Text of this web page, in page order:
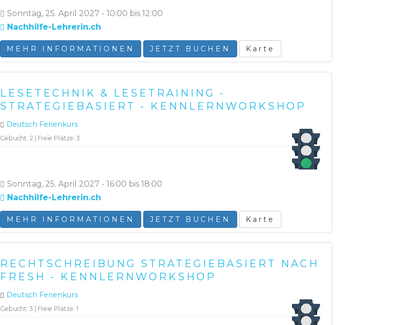
Sonntag, 25. April 2027 - 10:00 bis 12:00
Nachhilfe-Lehrerin.ch
MEHR INFORMATIONEN JETZT BUCHEN Karte
LESETECHNIK & LESETRAINING -
STRATEGIEBASIERT - KENNLERNWORKSHOP
Deutsch Ferienkurs
Gebucht: 2 | Freie Plätze: 3
Sonntag, 25. April 2027 - 16:00 bis 18:00
Nachhilfe-Lehrerin.ch
MEHR INFORMATIONEN JETZT BUCHEN Karte
RECHTSCHREIBUNG STRATEGIEBASIERT NACH
FRESH - KENNLERNWORKSHOP
Deutsch Ferienkurs
Gebucht: 3 | Freie Plätze: 1